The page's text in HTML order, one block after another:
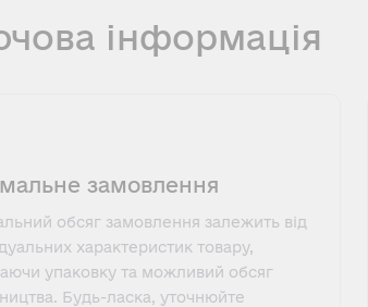
інформація
замовлення
обсяг замовлення залежить від
характеристик товару,
упаковку та можливий обсяг
Будь-ласка, уточнюйте